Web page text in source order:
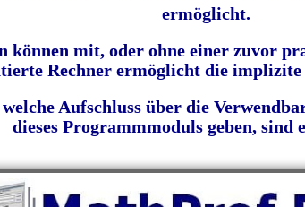
ermöglicht.
können mit, oder ohne einer zuvor
Rechner ermöglicht die
welche Aufschluss über die
dieses Programmmoduls geben, sind